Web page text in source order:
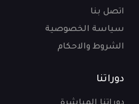
اتصل بنا
سياسة الخصوصية
الشروط والاحكام
دوراتنا